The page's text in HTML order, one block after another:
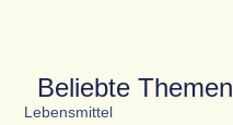
Beliebte Themen
Lebensmittel